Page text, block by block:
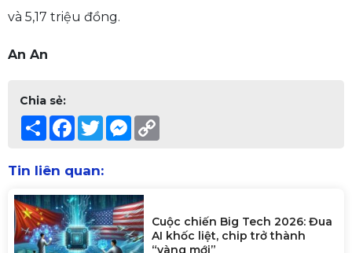
và 5,17 triệu đồng.
An An
Chia sẻ:
Share Facebook
TwitterMessenger
Tin liên quan:
Cuộc chiến Big Tech 2026: Đua
AI khốc liệt, chip trở thành
“vàng mới”